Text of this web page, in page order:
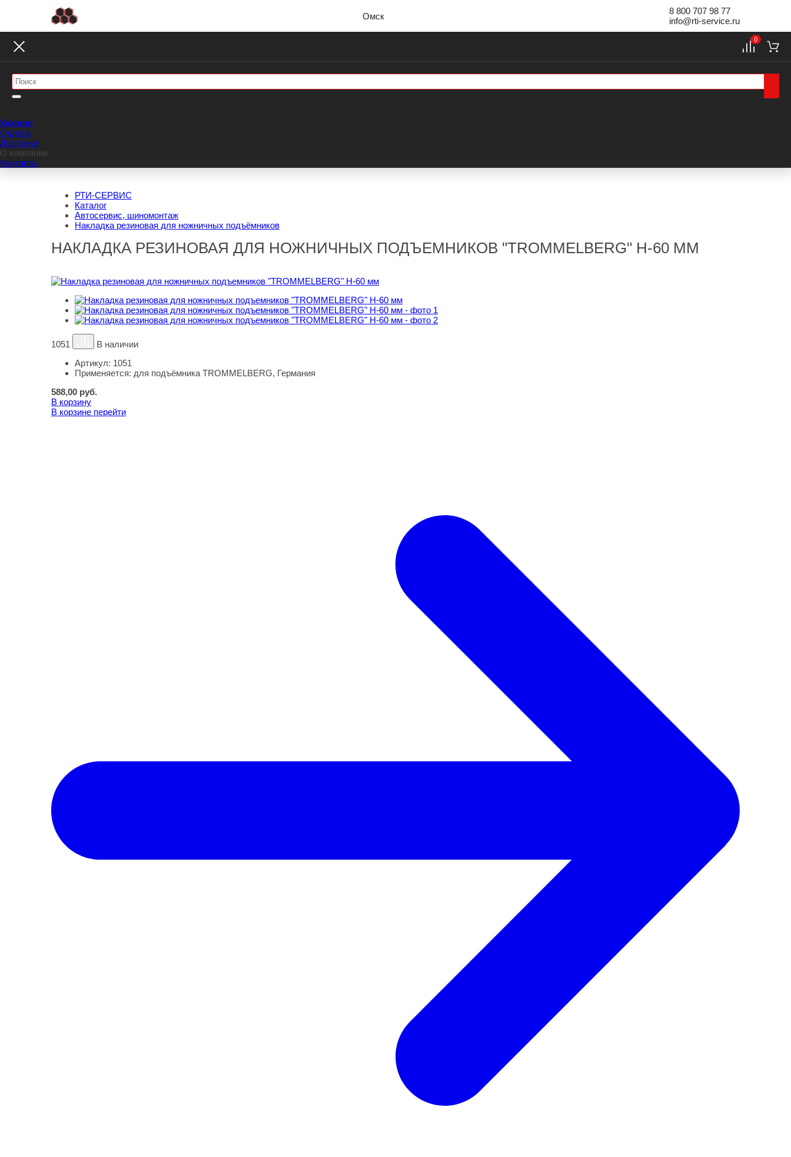
Омск
8 800 707 98 77
info@rti-service.ru
Каталог
Оплата
Доставка
О компании
Контакты
0
РТИ-СЕРВИС
Каталог
Автосервис, шиномонтаж
Накладка резиновая для ножничных подъёмников
НАКЛАДКА РЕЗИНОВАЯ ДЛЯ НОЖНИЧНЫХ ПОДЪЕМНИКОВ "TROMMELBERG" H-60 ММ
1051
В наличии
Артикул: 1051
Применяется: для подъёмника TROMMELBERG, Германия
588,00 руб.
В корзину
В корзине перейти